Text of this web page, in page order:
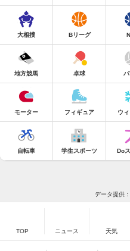
大相撲 Bリーグ
地方競馬 卓球
モーター フィギュア ウ
自転車 学生スポーツ Do
データ提供
TOP ニュース 天気